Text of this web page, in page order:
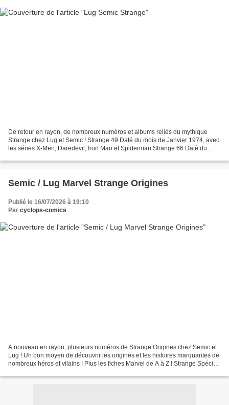
De retour en rayon, de nombreux numéros et albums reliés du mythique
Strange chez Lug et Semic ! Strange 49 Daté du mois de Janvier 1974, avec
les séries X-Men, Daredevil, Iron Man et Spiderman Strange 66 Daté du
Semic / Lug Marvel Strange Origines
Publié le 16/07/2026 à 19:10
Par cyclops-comics
A nouveau en rayon, plusieurs numéros de Strange Origines chez Semic et
Lug ! Un bon moyen de découvrir les origines et les histoires marquantes de
nombreux héros et vilains ! Plus les fiches Marvel de A à Z ! Strange Spécial